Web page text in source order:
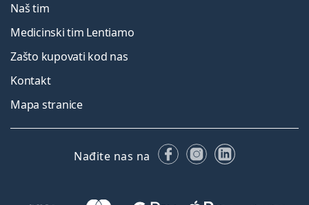
Naš tim
Medicinski tim Lentiamo
Zašto kupovati kod nas
Kontakt
Mapa stranice
Nađite nas na FacebookuInstagramu
LinkedIn